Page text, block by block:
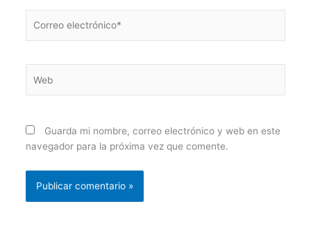
electrónico*
Guarda mi nombre, correo electrónico y web en este
navegador para la próxima vez que comente.